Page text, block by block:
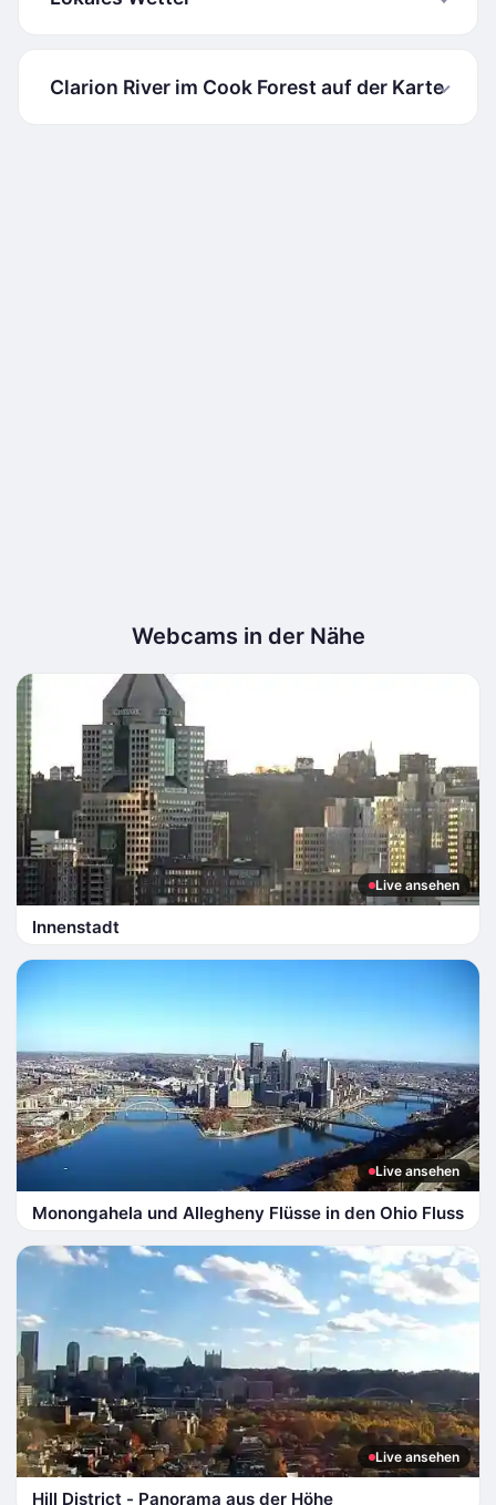
Clarion River im Cook Forest auf der Karte
Webcams in der Nähe
Live ansehen
Innenstadt
Live ansehen
Monongahela und Allegheny Flüsse in den Ohio Fluss
Live ansehen
Hill District - Panorama aus der Höhe